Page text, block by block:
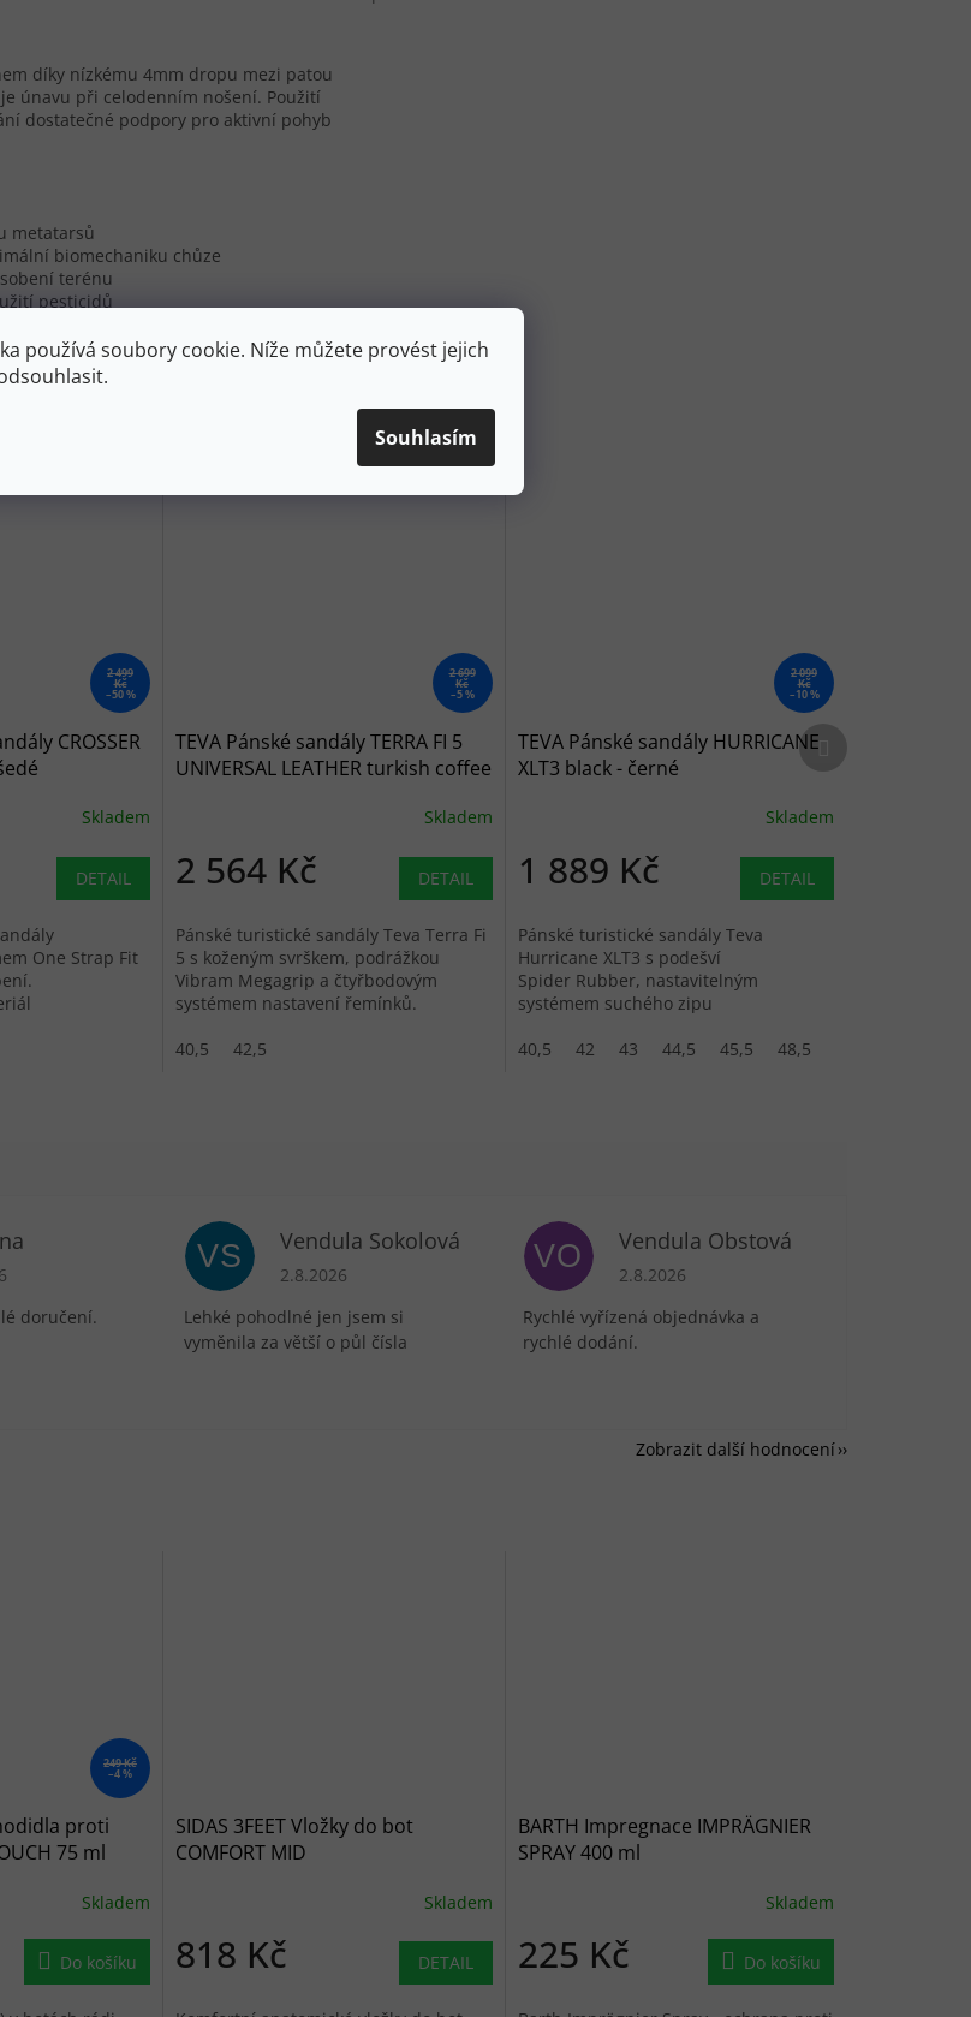
používá soubory cookie. Níže můžete provést jejich
Souhlasím
249 Kč
–4 %
proti
75 ml
Skladem
Do košíku
SIDAS 3FEET Vložky do bot
COMFORT MID
Skladem
818 Kč DETAIL
BARTH Impregnace IMPRÄGNIER
SPRAY 400 ml
Skladem
225 Kč Do košíku
díky nízkému 4mm dropu mezi patou
únavu při celodenním nošení. Použití
dostatečné podpory pro aktivní pohyb
metatarsů
biomechaniku chůze
terénu
pesticidů
pro všechny vaše letní aktivity od
2 499
Kč
–50 %
CROSSER
Skladem
DETAIL
One Strap Fit
2 699
Kč
–5 %
TEVA Pánské sandály TERRA FI 5
UNIVERSAL LEATHER turkish coffee
Skladem
2 564 Kč DETAIL
Pánské turistické sandály Teva Terra Fi
5 s koženým svrškem, podrážkou
Vibram Megagrip a čtyřbodovým
systémem nastavení řemínků.
40,5
42,5
2 099
Kč
–10 %
TEVA Pánské sandály HURRICANE
XLT3 black - černé
Skladem
1 889 Kč DETAIL
Pánské turistické sandály Teva
Hurricane XLT3 s podešví
Spider Rubber, nastavitelným
systémem suchého zipu
konstrukcí pro letní...
40,5 42 43 44,5 45,5 48,5
obchodu je 5 z 5 hvězdiček.
doručení.
VS Vendula Sokolová
Hodnocení obchodu je 5 z 5 hvězdiček.
2.8.2026
Lehké pohodlné jen jsem si
vyměnila za větší o půl čísla
VO Vendula Obstová
Hodnocení obchodu je 5 z 5 hvězdiček.
2.8.2026
Rychlé vyřízená objednávka a
rychlé dodání.
Zobrazit další hodnocení